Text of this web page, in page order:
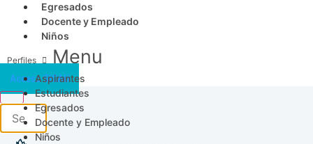
Egresados
Docente y Empleado
Niños
Menu
Aspirantes
Estudiantes
Egresados
Docente y Empleado
Niños
Acceso SICAU